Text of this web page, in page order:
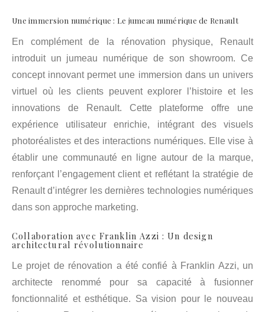
Une immersion numérique : Le jumeau numérique de Renault
En complément de la rénovation physique, Renault
introduit un jumeau numérique de son showroom. Ce
concept innovant permet une immersion dans un univers
virtuel où les clients peuvent explorer l’histoire et les
innovations de Renault. Cette plateforme offre une
expérience utilisateur enrichie, intégrant des visuels
photoréalistes et des interactions numériques. Elle vise à
établir une communauté en ligne autour de la marque,
renforçant l’engagement client et reflétant la stratégie de
Renault d’intégrer les dernières technologies numériques
dans son approche marketing.
Collaboration avec Franklin Azzi : Un design
architectural révolutionnaire
Le projet de rénovation a été confié à Franklin Azzi, un
architecte renommé pour sa capacité à fusionner
fonctionnalité et esthétique. Sa vision pour le nouveau